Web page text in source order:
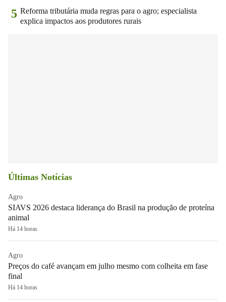
5 Reforma tributária muda regras para o agro; especialista
explica impactos aos produtores rurais
Últimas Notícias
Agro
SIAVS 2026 destaca liderança do Brasil na produção de proteína
animal
Há 14 horas
Agro
Preços do café avançam em julho mesmo com colheita em fase
final
Há 14 horas